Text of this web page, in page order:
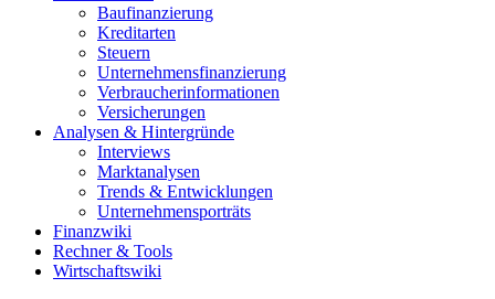
Baufinanzierung
Kreditarten
Steuern
Unternehmensfinanzierung
Verbraucherinformationen
Versicherungen
Analysen & Hintergründe
Interviews
Marktanalysen
Trends & Entwicklungen
Unternehmensporträts
Finanzwiki
Rechner & Tools
Wirtschaftswiki